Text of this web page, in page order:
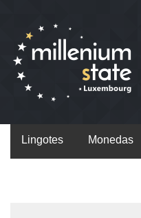
Lingotes Monedas